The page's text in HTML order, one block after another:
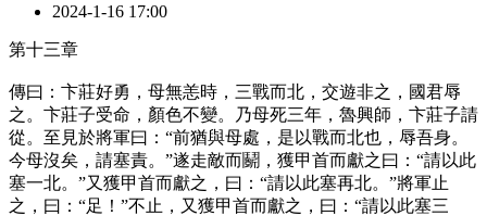
2024-1-16 17:00
第十三章
傳曰：卞莊好勇，母無恙時，三戰而北，交遊非之，國君辱
之。卞莊子受命，顏色不變。乃母死三年，魯興師，卞莊子請
從。至見於將軍曰：“前猶與母處，是以戰而北也，辱吾身。
今母沒矣，請塞責。”遂走敵而鬬，獲甲首而獻之曰：“請以此
塞一北。”又獲甲首而獻之，曰：“請以此塞再北。”將軍止
之，曰：“足！”不止，又獲甲首而獻之，曰：“請以此塞三